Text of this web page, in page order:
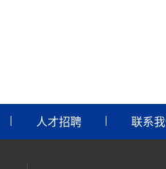
人才招聘 联系